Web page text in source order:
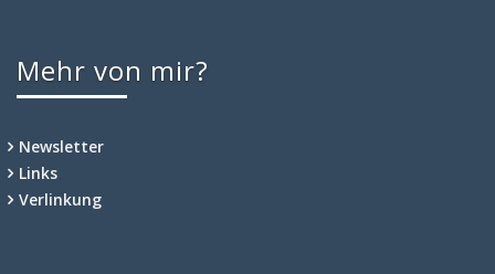
Mehr von mir?
Newsletter
Links
Verlinkung